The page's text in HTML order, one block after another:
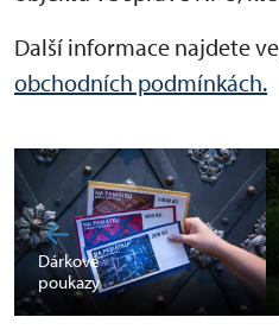
Další informace najdete ve
obchodních podmínkách.
Dárkové
poukazy